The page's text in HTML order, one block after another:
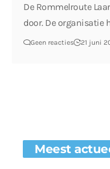
De Rommelroute
door. De organisatie
Geen reacties 21 juni
Meest